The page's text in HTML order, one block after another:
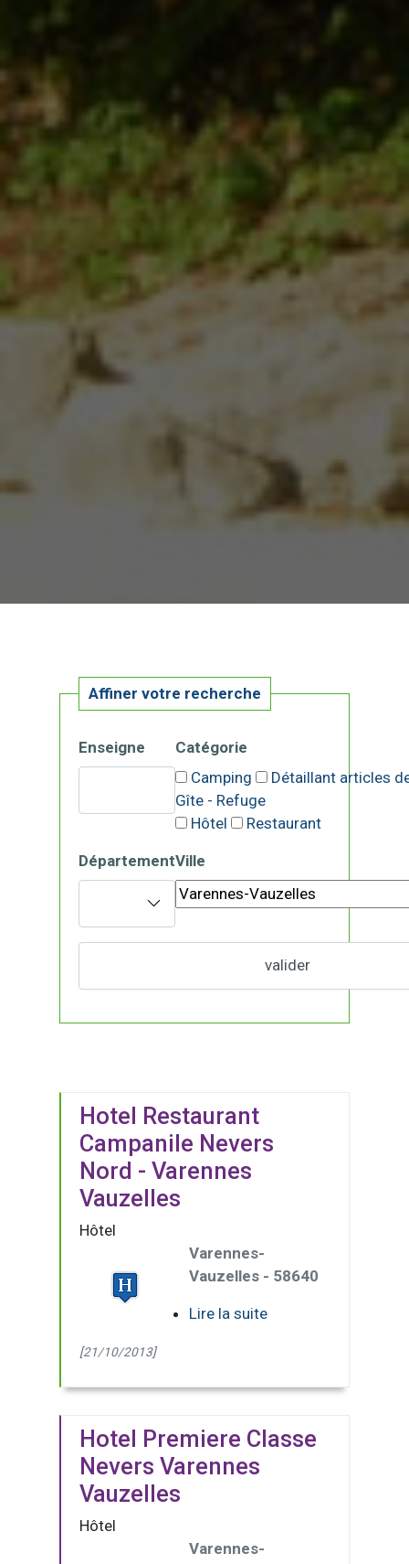
Affiner votre recherche
Enseigne
Catégorie
Camping
Détaillant articles
Gîte - Refuge
Hôtel
Restaurant
DépartementVille
Hotel Restaurant
Campanile Nevers
Nord - Varennes
Vauzelles
Hôtel
Varennes-
Vauzelles - 58640
Lire la suite
[21/10/2013]
Hotel Premiere Classe
Nevers Varennes
Vauzelles
Hôtel
Varennes-